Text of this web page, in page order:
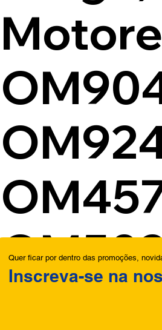
Quer ficar por dentro das promoções,
Inscreva-se na